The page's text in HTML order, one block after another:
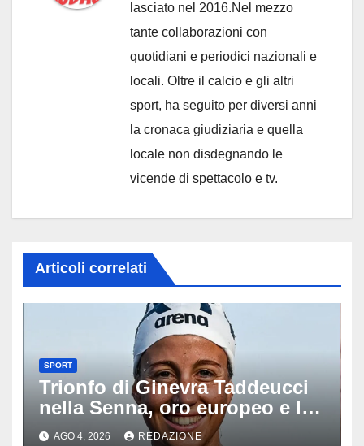
lasciato nel 2016.Nel mezzo
tante collaborazioni con
quotidiani e periodici nazionali e
locali. Oltre il calcio e gli altri
sport, ha seguito per diversi anni
la cronaca giudiziaria e quella
locale non disdegnando le
vicende di spettacolo e tv.
Articoli correlati
SPORT
Trionfo di Ginevra Taddeucci
nella Senna, oro europeo e la
stoccata sul fiume di Parigi:
AGO 4, 2026 REDAZIONE